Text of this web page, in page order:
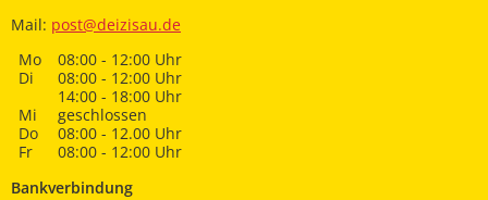
Mail: post@deizisau.de
Mo
08:00 - 12:00 Uhr
Di
08:00 - 12:00 Uhr
14:00 - 18:00 Uhr
Mi
geschlossen
Do
08:00 - 12.00 Uhr
Fr
08:00 - 12:00 Uhr
Bankverbindung